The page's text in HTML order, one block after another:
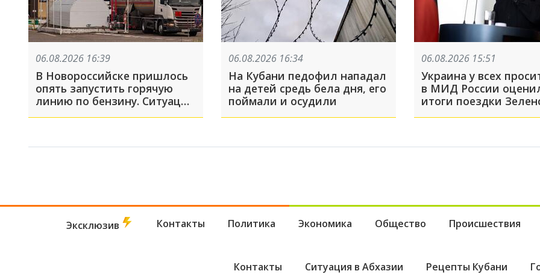
06.08.2026 16:39
В Новороссийске пришлось
опять запустить горячую
линию по бензину. Ситуация
06.08.2026 16:34
На Кубани педофил нападал
на детей средь бела дня, его
поймали и осудили
06.08.2026 15:51
Украина у всех
в МИД России
итоги поездки
Эксклюзив Контакты Политика Экономика Общество Происшествия
Контакты Ситуация в Абхазии Рецепты Кубани